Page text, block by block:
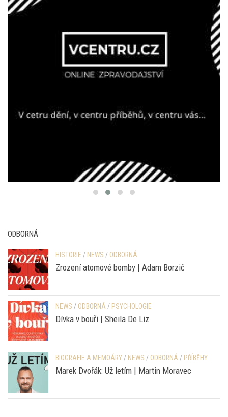
ODBORNÁ
HISTORIE / NEWS / ODBORNÁ
Zrození atomové bomby | Adam Borzič
NEWS / ODBORNÁ / PSYCHOLOGIE
Dívka v bouři | Sheila De Liz
BIOGRAFIE A MEMOÁRY/ NEWS / ODBORNÁ / PŘÍBĚHY
Marek Dvořák: Už letím | Martin Moravec